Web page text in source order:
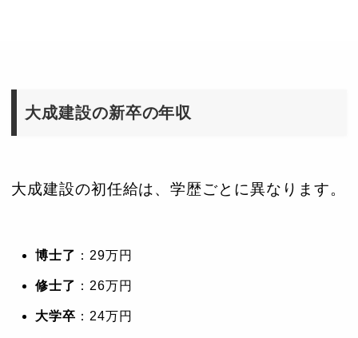
大成建設の新卒の年収
大成建設の初任給は、学歴ごとに異なります。
博士了 ：29万円
修士了 ：26万円
大学卒 ：24万円